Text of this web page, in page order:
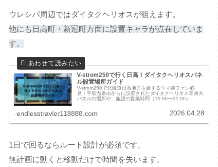
ウレシパ周辺ではダイタクヘリオスが狙えます。
他にも日高町・新冠町方面に設置キャラが点在していま
す。
V-strom250で行く日高！ダイタクヘリオスパネ
ル設置場所ガイド
V-strom250で北海道日高地方を旅するウマ娘ファン必
見！平取温泉ゆからに設置されたダイタクヘリオス等身大
パネルの場所や、施設の営業時間（10:00〜21:00）、支
の記事を読んで、安心して聖地巡礼へ出発しましょう！
endlesstravler118888.com 2026.04.28
1日で回るならルート設計が必須です。
無計画に動くと移動だけで時間を失います。